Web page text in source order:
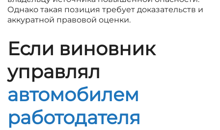
Однако такая позиция требует доказательств и
аккуратной правовой оценки.
Если виновник
управлял
автомобилем
работодателя